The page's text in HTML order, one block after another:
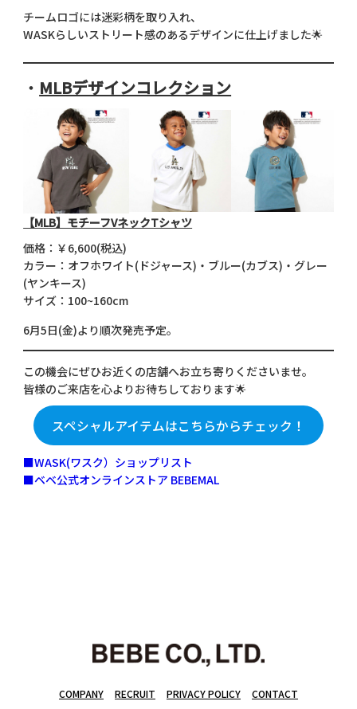
チームロゴには迷彩柄を取り入れ、
WASKらしいストリート感のあるデザインに仕上げました🌟
・ MLBデザインコレクション
【MLB】モチーフVネックTシャツ
価格：￥6,600(税込)
カラー：オフホワイト(ドジャース)・ブルー(カブス)・グレー
(ヤンキース)
サイズ：100~160cm
6月5日(金)より順次発売予定。
この機会にぜひお近くの店舗へお立ち寄りくださいませ。
皆様のご来店を心よりお待ちしております🌟
スペシャルアイテムはこちらからチェック！
■WASK(ワスク）ショップリスト
■ベベ公式オンラインストア BEBEMAL
COMPANY RECRUIT PRIVACY POLICY CONTACT